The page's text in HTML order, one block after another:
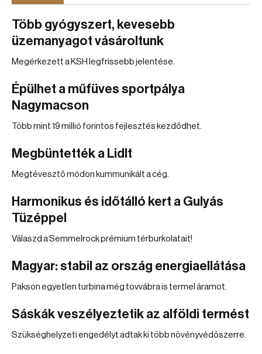
Több gyógyszert, kevesebb
üzemanyagot vásároltunk
Megérkezett a KSH legfrissebb jelentése.
Épülhet a műfüves sportpálya
Nagymacson
Több mint 19 millió forintos fejlesztés kezdődhet.
Megbüntették a Lidlt
Megtévesztő módon kummunikált a cég.
Harmonikus és időtálló kert a Gulyás
Tüzéppel
Válaszd a Semmelrock prémium térburkolatait!
Magyar: stabil az ország energiaellátása
Pakson egyetlen turbina még tovvábra is termel áramot.
Sáskák veszélyeztetik az alföldi termést
Szükséghelyzeti engedélyt adtak ki több növényvédőszerre.